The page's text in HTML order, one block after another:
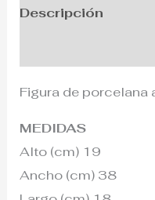
Descripción
Figura de porcelana
MEDIDAS
Alto (cm) 19
Ancho (cm) 38